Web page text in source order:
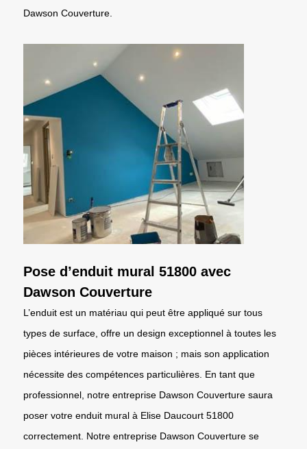
Dawson Couverture.
Pose d’enduit mural 51800 avec
Dawson Couverture
L’enduit est un matériau qui peut être appliqué sur tous
types de surface, offre un design exceptionnel à toutes les
pièces intérieures de votre maison ; mais son application
nécessite des compétences particulières. En tant que
professionnel, notre entreprise Dawson Couverture saura
poser votre enduit mural à Elise Daucourt 51800
correctement. Notre entreprise Dawson Couverture se